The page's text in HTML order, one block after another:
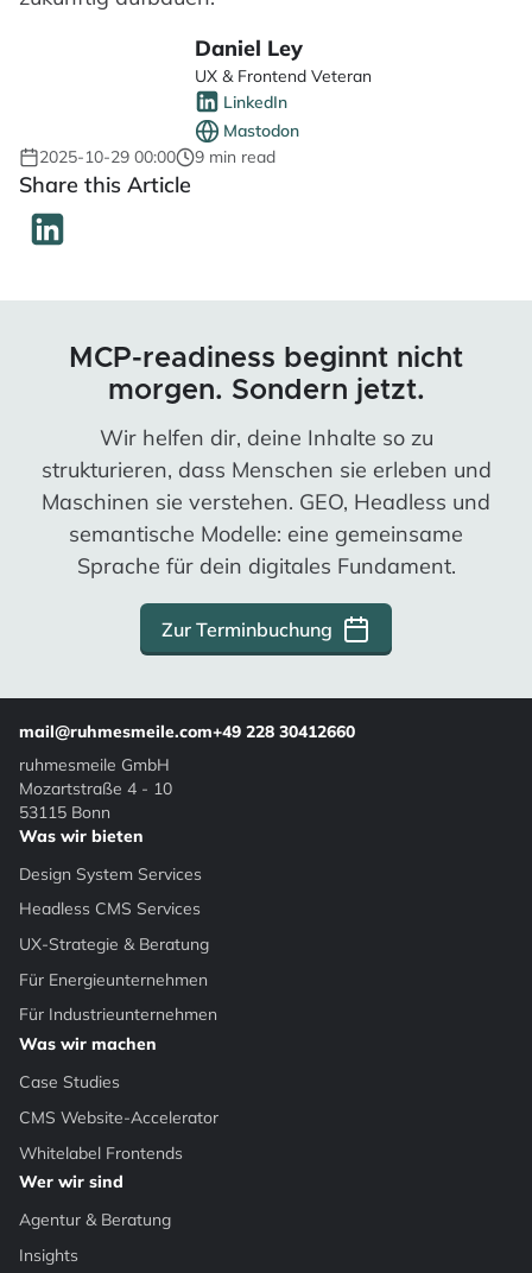
Daniel Ley
UX & Frontend Veteran
LinkedIn
Mastodon
2025-10-29 00:00
9 min read
Share this Article
MCP-readiness beginnt nicht
morgen. Sondern jetzt.
Wir helfen dir, deine Inhalte so zu
strukturieren, dass Menschen sie erleben und
Maschinen sie verstehen. GEO, Headless und
semantische Modelle: eine gemeinsame
Sprache für dein digitales Fundament.
Zur Terminbuchung
mail@ruhmesmeile.com+49 228 30412660
ruhmesmeile GmbH
Mozartstraße 4 - 10
53115 Bonn
Was wir bieten
Design System Services
Headless CMS Services
UX-Strategie & Beratung
Für Energieunternehmen
Für Industrieunternehmen
Was wir machen
Case Studies
CMS Website-Accelerator
Whitelabel Frontends
Wer wir sind
Agentur & Beratung
Insights